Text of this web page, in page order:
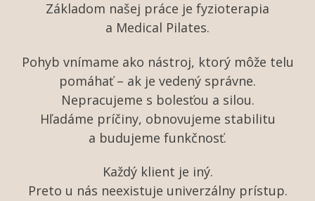
Základom našej práce je fyzioterapia
a Medical Pilates.
Pohyb vnímame ako nástroj, ktorý môže telu
pomáhať – ak je vedený správne.
Nepracujeme s bolesťou a silou.
Hľadáme príčiny, obnovujeme stabilitu
a budujeme funkčnosť.
Každý klient je iný.
Preto u nás neexistuje univerzálny prístup.